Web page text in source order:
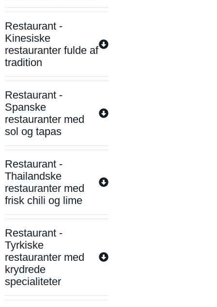
Restaurant -
Kinesiske
restauranter fulde af
tradition
Restaurant -
Spanske
restauranter med
sol og tapas
Restaurant -
Thailandske
restauranter med
frisk chili og lime
Restaurant -
Tyrkiske
restauranter med
krydrede
specialiteter